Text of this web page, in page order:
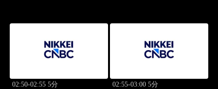
02:50-02:55 5分 02:55-03:00 5分